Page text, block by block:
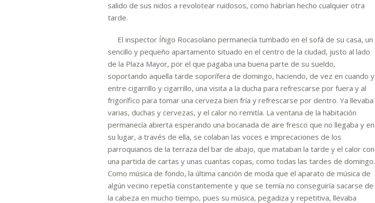
salido de sus nidos a revolotear ruidosos, como habrían hecho cualquier otra
tarde.
El inspector Íñigo Rocasolano permanecía tumbado en el sofá de su casa, un
sencillo y pequeño apartamento situado en el centro de la ciudad, justo al lado
de la Plaza Mayor, por el que pagaba una buena parte de su sueldo,
soportando aquella tarde soporífera de domingo, haciendo, de vez en cuando y
entre cigarrillo y cigarrillo, una visita a la ducha para refrescarse por fuera y al
frigorífico para tomar una cerveza bien fría y refrescarse por dentro. Ya llevaba
varias, duchas y cervezas, y el calor no remitía. La ventana de la habitación
permanecía abierta esperando una bocanada de aire fresco que no llegaba y en
su lugar, a través de ella, se colaban las voces e imprecaciones de los
parroquianos de la terraza del bar de abajo, que mataban la tarde y el calor con
una partida de cartas y unas cuantas copas, como todas las tardes de domingo.
Como música de fondo, la última canción de moda que el aparato de música de
algún vecino repetía constantemente y que se temía no conseguiría sacarse de
la cabeza en mucho tiempo, pues su música, pegadiza y repetitiva, llevaba